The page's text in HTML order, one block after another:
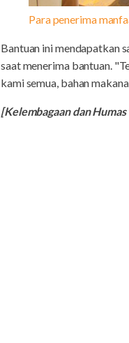
Para penerima
Bantuan ini mendapatkan
saat menerima bantuan.
kami semua, bahan
[Kelembagaan dan